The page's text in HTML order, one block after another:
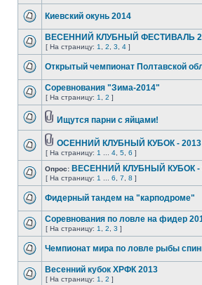
Киевский окунь 2014
ВЕСЕННИЙ КЛУБНЫЙ ФЕСТИВАЛЬ
[ На страницу: 1 2 3 4 ]
Открытый чемпионат Полтавской
Соревнования "Зима-2014"
[ На страницу: 1 2 ]
Ищутся парни с яйцами!
ОСЕННИЙ КЛУБНЫЙ КУБОК - 2013
[ На страницу: 1 4 5 6 ]
Опрос: ВЕСЕННИЙ КЛУБНЫЙ КУБОК -
[ На страницу: 1 6 7 8 ]
Фидерный тандем на "карподроме"
Соревнования по ловле на фидер
[ На страницу: 1 2 3 ]
Чемпионат мира по ловле рыбы
Весенний кубок ХРФК 2013
[ На страницу: 1 2 ]